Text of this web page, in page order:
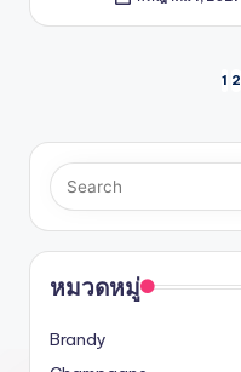
pagination
1 2
หมวดหมู่
Brandy